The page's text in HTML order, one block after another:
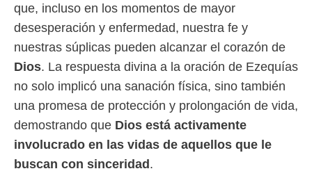
que, incluso en los momentos de mayor
desesperación y enfermedad, nuestra fe y
nuestras súplicas pueden alcanzar el corazón de
Dios. La respuesta divina a la oración de Ezequías
no solo implicó una sanación física, sino también
una promesa de protección y prolongación de vida,
demostrando que Dios está activamente
involucrado en las vidas de aquellos que le
buscan con sinceridad.